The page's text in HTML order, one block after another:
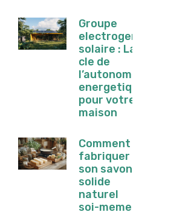
Groupe
electrogene
solaire : La
cle de
l’autonomie
energetique
pour votre
maison
Comment
fabriquer
son savon
solide
naturel
soi-meme